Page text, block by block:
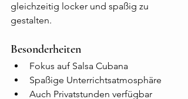
gleichzeitig locker und spaßig zu
gestalten.
Besonderheiten
Fokus auf Salsa Cubana
Spaßige Unterrichtsatmosphäre
Auch Privatstunden verfügbar